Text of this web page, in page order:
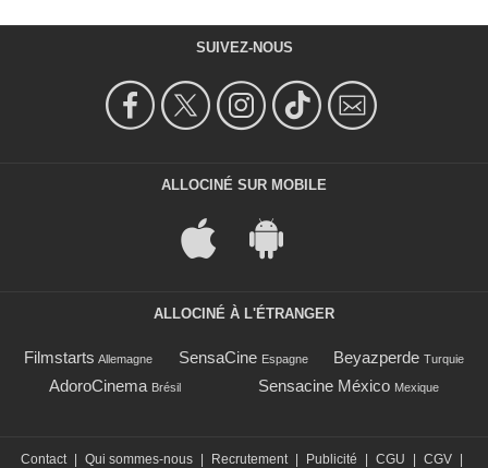
SUIVEZ-NOUS
ALLOCINÉ SUR MOBILE
ALLOCINÉ À L'ÉTRANGER
Filmstarts Allemagne SensaCine Espagne Beyazperde Turquie
AdoroCinema Brésil Sensacine México Mexique
Contact | Qui sommes-nous | Recrutement | Publicité | CGU | CGV |